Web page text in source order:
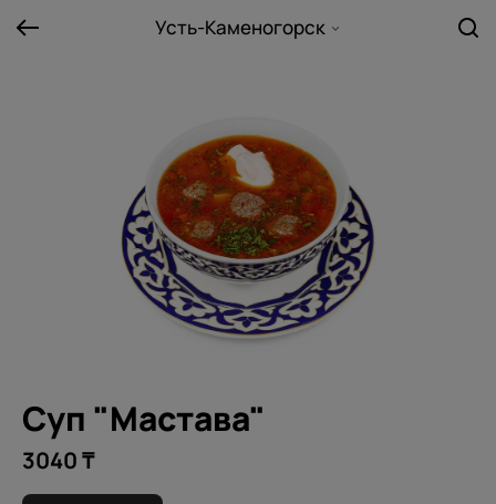
Усть-Каменогорск
Суп "Мастава"
3040 ₸